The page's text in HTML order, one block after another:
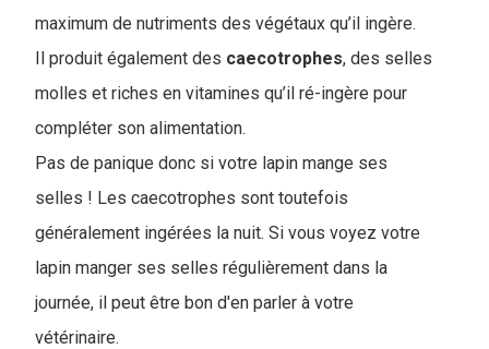
maximum de nutriments des végétaux qu’il ingère.
Il produit également des caecotrophes, des selles
molles et riches en vitamines qu’il ré-ingère pour
compléter son alimentation.
Pas de panique donc si votre lapin mange ses
selles ! Les caecotrophes sont toutefois
généralement ingérées la nuit. Si vous voyez votre
lapin manger ses selles régulièrement dans la
journée, il peut être bon d'en parler à votre
vétérinaire.